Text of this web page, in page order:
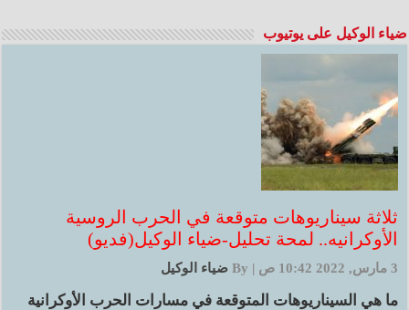
ضياء الوكيل على يوتيوب
ثلاثة سيناريوهات متوقعة في الحرب الروسية
الأوكرانيه.. لمحة تحليل-ضياء الوكيل(فديو)
3 مارس, 2022 10:42 ص |
By ضياء الوكيل
ما هي السيناريوهات المتوقعة في مسارات الحرب الأوكرانية